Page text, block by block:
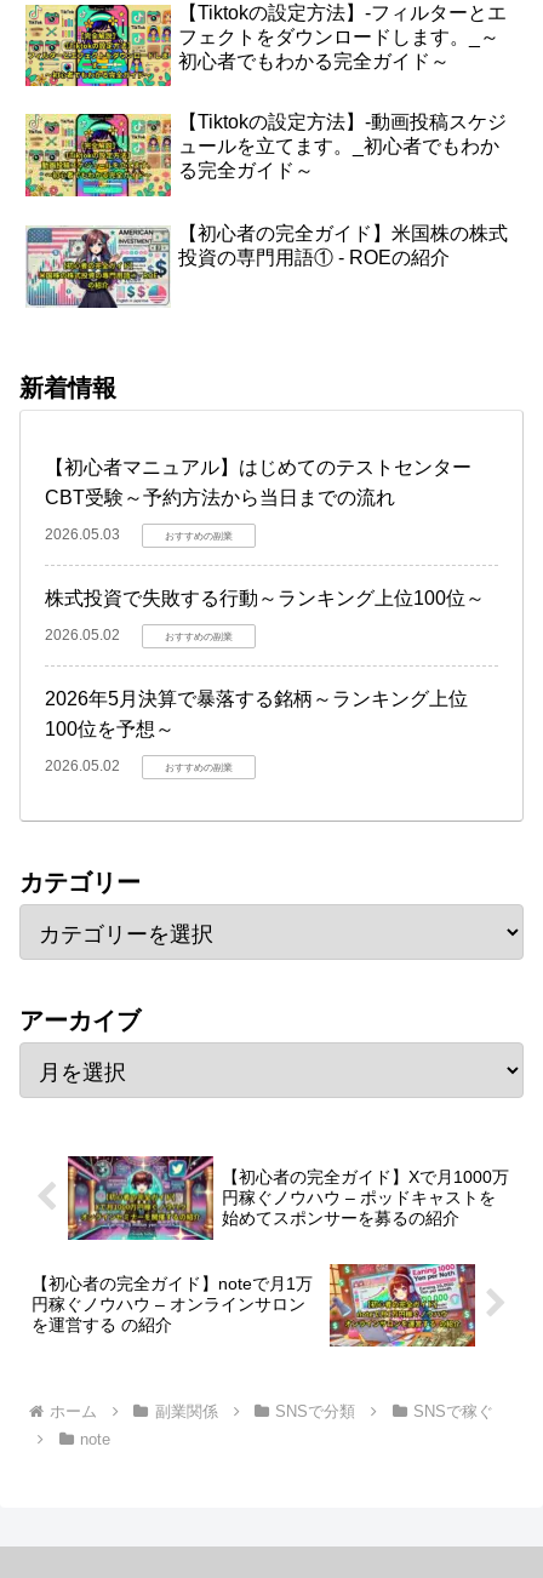
【Tiktokの設定方法】-フィルターとエ
フェクトをダウンロードします。_～
初心者でもわかる完全ガイド～
【Tiktokの設定方法】-動画投稿スケジ
ュールを立てます。_初心者でもわか
る完全ガイド～
【初心者の完全ガイド】米国株の株式
投資の専門用語① - ROEの紹介
新着情報
【初心者マニュアル】はじめてのテストセンター
CBT受験～予約方法から当日までの流れ
2026.05.03 おすすめの副業
株式投資で失敗する行動～ランキング上位100位～
2026.05.02 おすすめの副業
2026年5月決算で暴落する銘柄～ランキング上位
100位を予想～
2026.05.02 おすすめの副業
カテゴリー
アーカイブ
【初心者の完全ガイド】Xで月1000万
円稼ぐノウハウ – ポッドキャストを
始めてスポンサーを募るの紹介
【初心者の完全ガイド】noteで月1万
円稼ぐノウハウ – オンラインサロン
を運営する の紹介
ホーム 副業関係 SNSで分類
SNSで稼ぐ
note